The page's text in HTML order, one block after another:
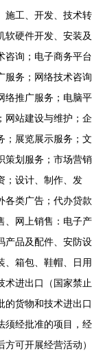
施工、开发、技术转
软硬件开发、安装及
咨询；电子商务平台
服务；网络技术咨询
络推广服务；电脑平
网站建设与维护；企
；展览展示服务；文
策划服务；市场营销
；设计、制作、发
各类广告；代办贷款
、网上销售：电子产
产品及配件、安防设
、箱包、鞋帽、日用
术进出口（国家禁止
的货物和技术进出口
须经批准的项目，经
可开展经营活动）